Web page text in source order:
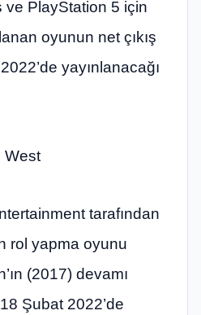
ve PlayStation 5 için
oyunun net çıkış
yayınlanacağı
West
tarafından
rol yapma oyunu
(2017) devamı
Şubat 2022’de